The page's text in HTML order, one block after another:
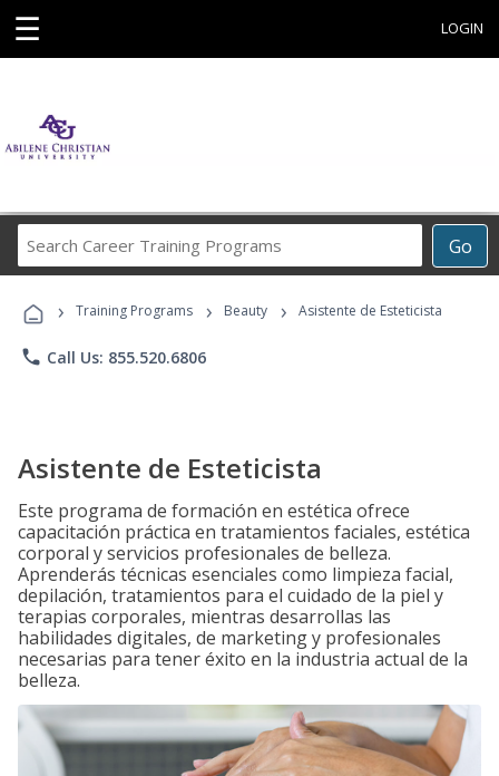
☰ LOGIN
Go
Career
Programs
› Training Programs › Beauty › Asistente de Esteticista
phone Call Us: 855.520.6806
Asistente de Esteticista
Este programa de formación en estética ofrece
capacitación práctica en tratamientos faciales, estética
corporal y servicios profesionales de belleza.
Aprenderás técnicas esenciales como limpieza facial,
depilación, tratamientos para el cuidado de la piel y
terapias corporales, mientras desarrollas las
habilidades digitales, de marketing y profesionales
necesarias para tener éxito en la industria actual de la
belleza.